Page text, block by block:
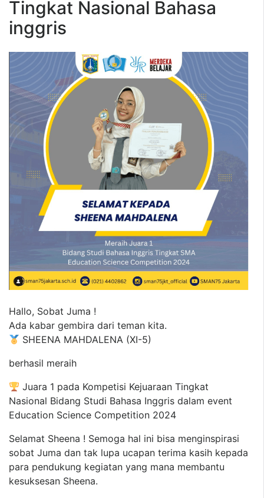
Tingkat Nasional Bahasa
inggris
Hallo, Sobat Juma !
Ada kabar gembira dari teman kita.
SHEENA MAHDALENA (XI-5)
berhasil meraih
Juara 1 pada Kompetisi Kejuaraan Tingkat
Nasional Bidang Studi Bahasa Inggris dalam event
Education Science Competition 2024
Selamat Sheena ! Semoga hal ini bisa menginspirasi
sobat Juma dan tak lupa ucapan terima kasih kepada
para pendukung kegiatan yang mana membantu
kesuksesan Sheena.